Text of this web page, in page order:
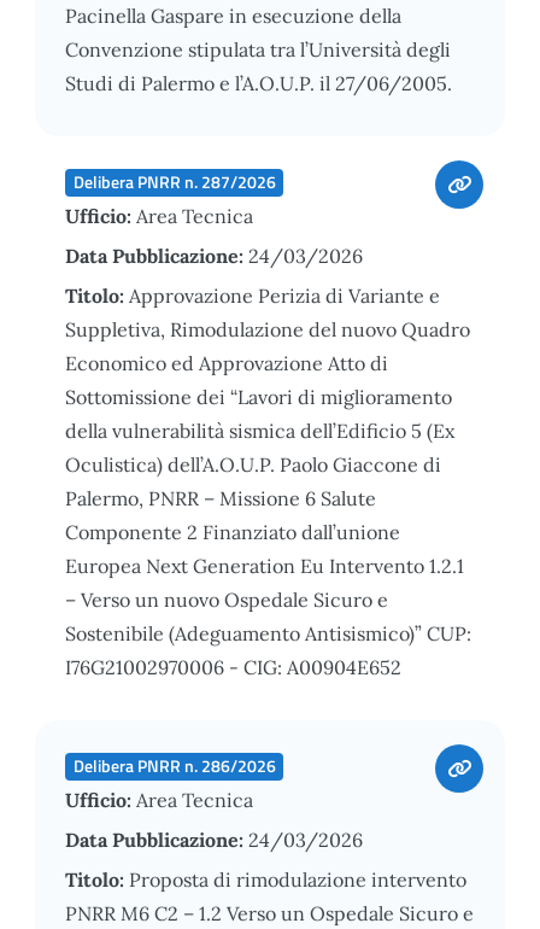
Pacinella Gaspare in esecuzione della
Convenzione stipulata tra l’Università degli
Studi di Palermo e l’A.O.U.P. il 27/06/2005.
Delibera PNRR n. 287/2026
Ufficio: Area Tecnica
Data Pubblicazione: 24/03/2026
Titolo: Approvazione Perizia di Variante e
Suppletiva, Rimodulazione del nuovo Quadro
Economico ed Approvazione Atto di
Sottomissione dei “Lavori di miglioramento
della vulnerabilità sismica dell’Edificio 5 (Ex
Oculistica) dell’A.O.U.P. Paolo Giaccone di
Palermo, PNRR – Missione 6 Salute
Componente 2 Finanziato dall’unione
Europea Next Generation Eu Intervento 1.2.1
– Verso un nuovo Ospedale Sicuro e
Sostenibile (Adeguamento Antisismico)” CUP:
I76G21002970006 - CIG: A00904E652
Delibera PNRR n. 286/2026
Ufficio: Area Tecnica
Data Pubblicazione: 24/03/2026
Titolo: Proposta di rimodulazione intervento
PNRR M6 C2 – 1.2 Verso un Ospedale Sicuro e